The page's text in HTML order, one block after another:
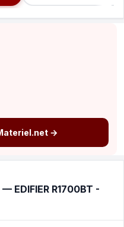
→
— EDIFIER R1700BT -